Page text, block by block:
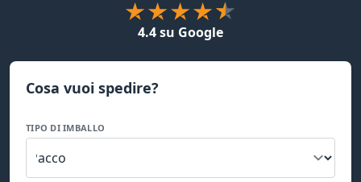
4.4 su Google
Cosa vuoi spedire?
TIPO DI IMBALLO